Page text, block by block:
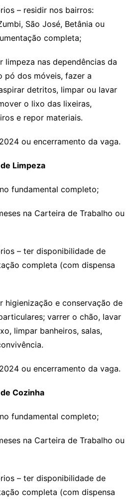
– residir nos bairros:
São José, Betânia ou
completa;
limpeza nas dependências da
pó dos móveis, fazer a
detritos, limpar ou lavar
o lixo das lixeiras,
e repor materiais.
ou encerramento da vaga.
Limpeza
fundamental completo;
na Carteira de Trabalho ou
– ter disponibilidade de
completa (com dispensa
higienização e conservação de
varrer o chão, lavar
limpar banheiros, salas,
ou encerramento da vaga.
Cozinha
fundamental completo;
na Carteira de Trabalho ou
– ter disponibilidade de
completa (com dispensa